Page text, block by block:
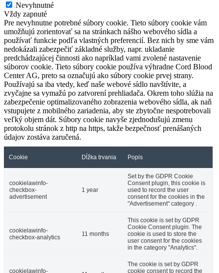
Nevyhnutné
Vždy zapnuté
Pre nevyhnutne potrebné súbory cookie. Tieto súbory cookie vám
umožňujú zorientovať sa na stránkach nášho webového sídla a
používať funkcie podľa vlastných preferencií. Bez nich by sme vám
nedokázali zabezpečiť základné služby, napr. ukladanie
predchádzajúcej činnosti ako napríklad vami zvolené nastavenie
súborov cookie. Tieto súbory cookie používa výhradne Cord Blood
Center AG, preto sa označujú ako súbory cookie prvej strany.
Používajú sa iba vtedy, keď naše webové sídlo navštívite, a
zvyčajne sa vymažú po zatvorení prehliadača. Okrem toho slúžia na
zabezpečenie optimalizovaného zobrazenia webového sídla, ak naň
vstupujete z mobilného zariadenia, aby ste zbytočne nespotrebovali
veľký objem dát. Súbory cookie navyše zjednodušujú zmenu
protokolu stránok z http na https, takže bezpečnosť prenášaných
údajov zostáva zaručená.
Cookie Dĺžka trvania Popis
cookielawinfo-
checkbox-
advertisement
1 year
Set by the GDPR Cookie
Consent plugin, this cookie is
used to record the user
consent for the cookies in the
"Advertisement" category .
cookielawinfo-
checkbox-analytics
11 months
This cookie is set by GDPR
Cookie Consent plugin. The
cookie is used to store the
user consent for the cookies
in the category "Analytics".
cookielawinfo-
The cookie is set by GDPR
cookie consent to record the